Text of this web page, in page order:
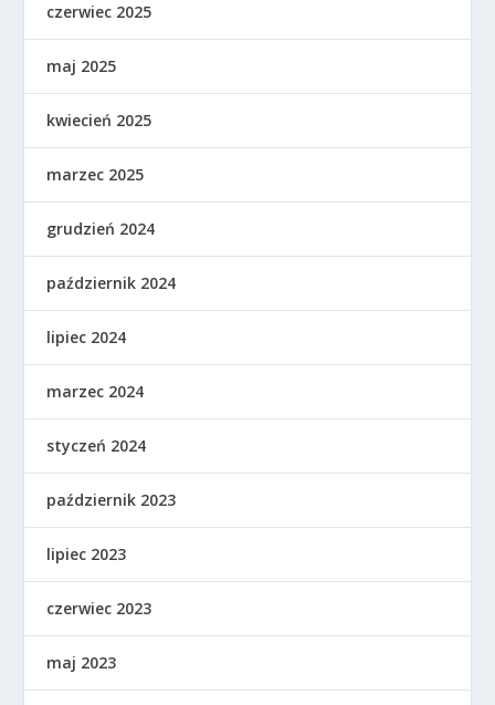
czerwiec 2025
maj 2025
kwiecień 2025
marzec 2025
grudzień 2024
październik 2024
lipiec 2024
marzec 2024
styczeń 2024
październik 2023
lipiec 2023
czerwiec 2023
maj 2023